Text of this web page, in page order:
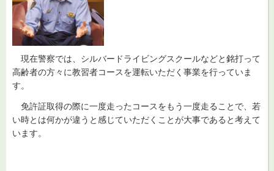
現在警察では、シルバードライビングスクールなどと銘打って
高齢者の方々に教習者コースを運転いただく事業を行っていま
す。
免許証取得の際に一度走ったコースをもう一度走ることで、若
い時とは何かが違うと感じていただくことが大事であると考えて
います。